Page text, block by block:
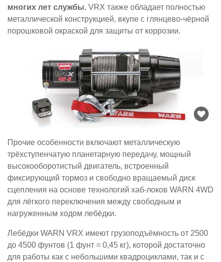
многих лет службы. VRX также обладает полностью
металлической конструкцией, вкупе с глянцево-чёрной
порошковой окраской для защиты от коррозии.
Прочие особенности включают металлическую
трёхступенчатую планетарную передачу, мощный
высокооборотистый двигатель, встроенный
фиксирующий тормоз и свободно вращаемый диск
сцепления на основе технологий хаб-локов WARN 4WD
для лёгкого переключения между свободным и
нагруженным ходом лебёдки.
Лебёдки WARN VRX имеют грузоподъёмность от 2500
до 4500 фунтов (1 фунт = 0,45 кг), которой достаточно
для работы как с небольшими квадроциклами, так и с